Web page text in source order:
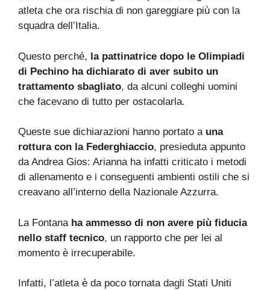
atleta che ora rischia di non gareggiare più con la
squadra dell’Italia.
Questo perché, la pattinatrice dopo le Olimpiadi
di Pechino ha dichiarato di aver subito un
trattamento sbagliato, da alcuni colleghi uomini
che facevano di tutto per ostacolarla.
Queste sue dichiarazioni hanno portato a una
rottura con la Federghiaccio, presieduta appunto
da Andrea Gios: Arianna ha infatti criticato i metodi
di allenamento e i conseguenti ambienti ostili che si
creavano all’interno della Nazionale Azzurra.
La Fontana ha ammesso di non avere più fiducia
nello staff tecnico, un rapporto che per lei al
momento è irrecuperabile.
Infatti, l’atleta è da poco tornata dagli Stati Uniti